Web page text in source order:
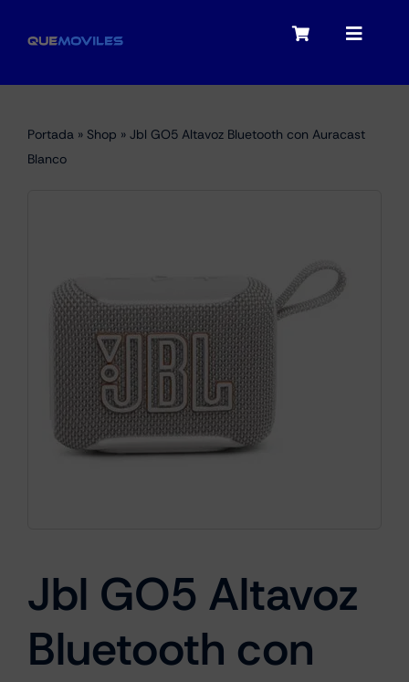
Toggle
My account
Checkout
Toggle
Portátiles
Smartwatches
Portada » Shop » Jbl GO5 Altavoz Bluetooth con Auracast
Blanco
Jbl GO5 Altavoz
Bluetooth con